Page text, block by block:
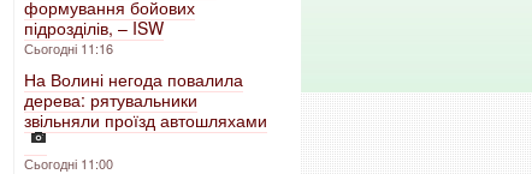
формування бойових
підрозділів, – ISW
Сьогодні 11:16
На Волині негода повалила
дерева: рятувальники
звільняли проїзд автошляхами
Сьогодні 11:00